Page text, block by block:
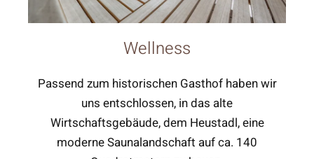
Wellness
Passend zum historischen Gasthof haben wir
uns entschlossen, in das alte
Wirtschaftsgebäude, dem Heustadl, eine
moderne Saunalandschaft auf ca. 140